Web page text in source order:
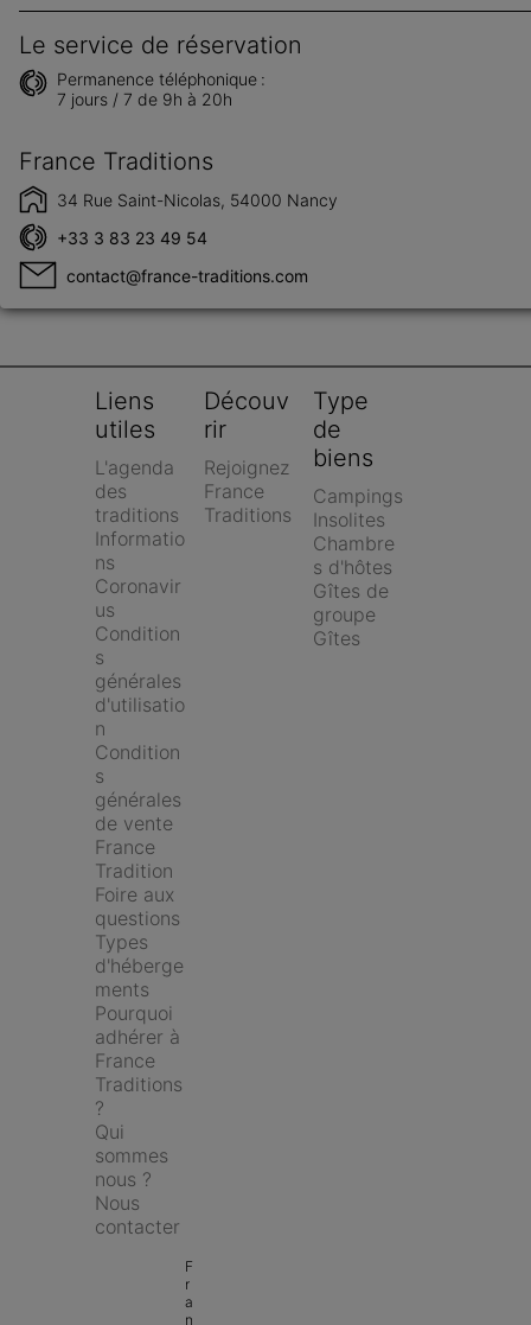
Le service de réservation
Permanence téléphonique :
7 jours / 7 de 9h à 20h
France Traditions
34 Rue Saint-Nicolas, 54000 Nancy
+33 3 83 23 49 54
contact@france-traditions.com
Liens
utiles
L'agenda
des
traditions
Informatio
ns
Coronavir
us
Condition
s
générales
d'utilisatio
n
Condition
s
générales
de vente
France
Tradition
Foire aux
questions
Types
d'héberge
ments
Pourquoi
adhérer à
France
Traditions
?
Qui
sommes
nous ?
Nous
contacter
Découv
rir
Rejoignez
France
Traditions
Type
de
biens
Campings
Insolites
Chambre
s d'hôtes
Gîtes de
groupe
Gîtes
F
r
a
n